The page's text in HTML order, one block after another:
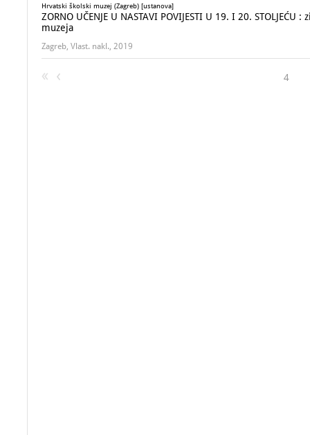
Hrvatski školski muzej (Zagreb) [ustanova]
ZORNO UČENJE U NASTAVI POVIJESTI U 19. I 20.
muzeja
Zagreb, Vlast. nakl., 2019
4